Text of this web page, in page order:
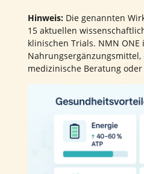
Hinweis: Die genannten
15 aktuellen
klinischen Trials. NMN
medizinische Beratung